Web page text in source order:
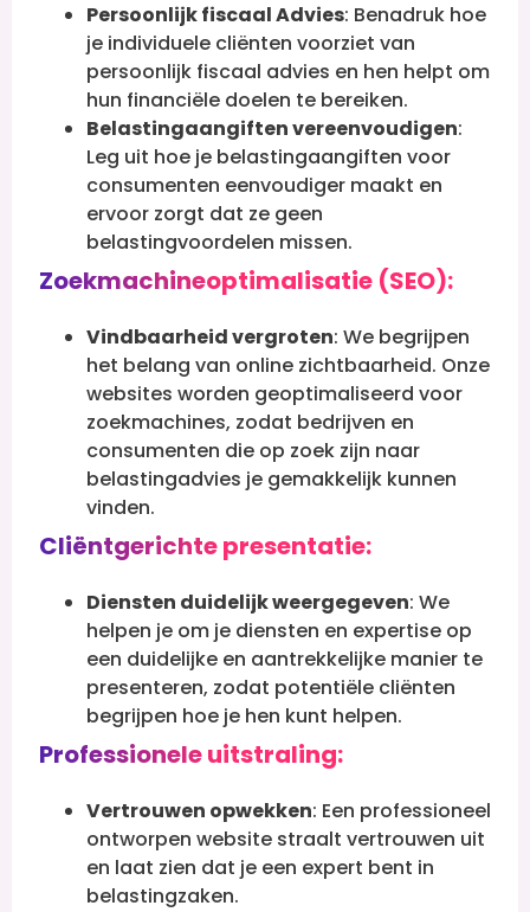
Persoonlijk fiscaal Advies: Benadruk hoe
je individuele cliënten voorziet van
persoonlijk fiscaal advies en hen helpt om
hun financiële doelen te bereiken.
Belastingaangiften vereenvoudigen:
Leg uit hoe je belastingaangiften voor
consumenten eenvoudiger maakt en
ervoor zorgt dat ze geen
belastingvoordelen missen.
Zoekmachineoptimalisatie (SEO):
Vindbaarheid vergroten: We begrijpen
het belang van online zichtbaarheid. Onze
websites worden geoptimaliseerd voor
zoekmachines, zodat bedrijven en
consumenten die op zoek zijn naar
belastingadvies je gemakkelijk kunnen
vinden.
Cliëntgerichte presentatie:
Diensten duidelijk weergegeven: We
helpen je om je diensten en expertise op
een duidelijke en aantrekkelijke manier te
presenteren, zodat potentiële cliënten
begrijpen hoe je hen kunt helpen.
Professionele uitstraling:
Vertrouwen opwekken: Een professioneel
ontworpen website straalt vertrouwen uit
en laat zien dat je een expert bent in
belastingzaken.